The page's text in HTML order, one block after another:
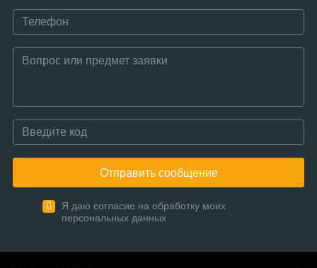
Отправить сообщение
Я даю согласие на обработку моих
персональных данных